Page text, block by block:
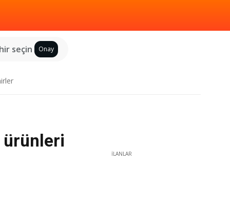
seçin Onay
ürünleri
İLANLAR